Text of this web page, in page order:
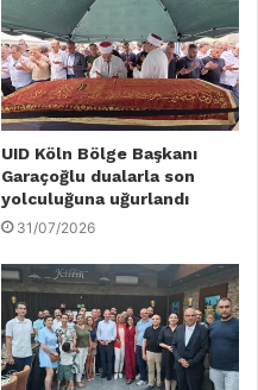
UID Köln Bölge Başkanı
Garaçoğlu dualarla son
yolculuğuna uğurlandı
31/07/2026